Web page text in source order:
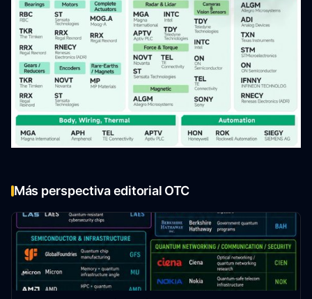
Más perspectiva editorial OTC